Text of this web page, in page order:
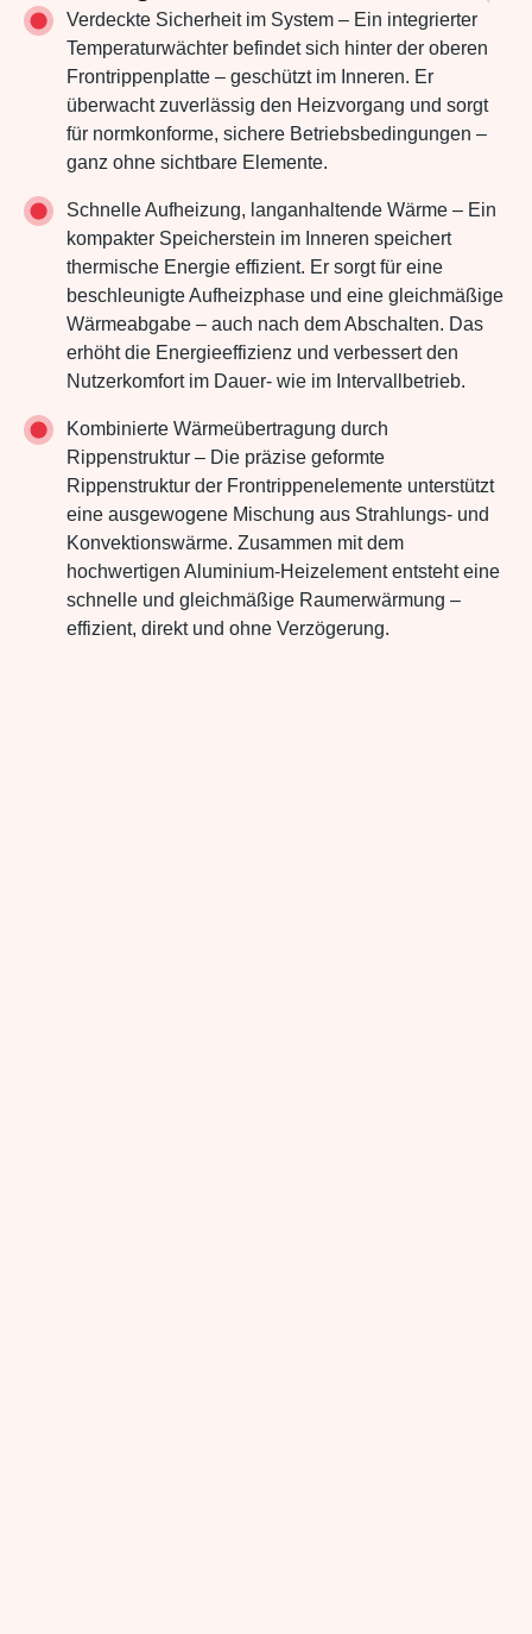
Verdeckte Sicherheit im System – Ein integrierter
Temperaturwächter befindet sich hinter der oberen
Frontrippenplatte – geschützt im Inneren. Er
überwacht zuverlässig den Heizvorgang und sorgt
für normkonforme, sichere Betriebsbedingungen –
ganz ohne sichtbare Elemente.
Schnelle Aufheizung, langanhaltende Wärme – Ein
kompakter Speicherstein im Inneren speichert
thermische Energie effizient. Er sorgt für eine
beschleunigte Aufheizphase und eine gleichmäßige
Wärmeabgabe – auch nach dem Abschalten. Das
erhöht die Energieeffizienz und verbessert den
Nutzerkomfort im Dauer- wie im Intervallbetrieb.
Kombinierte Wärmeübertragung durch
Rippenstruktur – Die präzise geformte
Rippenstruktur der Frontrippenelemente unterstützt
eine ausgewogene Mischung aus Strahlungs- und
Konvektionswärme. Zusammen mit dem
hochwertigen Aluminium-Heizelement entsteht eine
schnelle und gleichmäßige Raumerwärmung –
effizient, direkt und ohne Verzögerung.